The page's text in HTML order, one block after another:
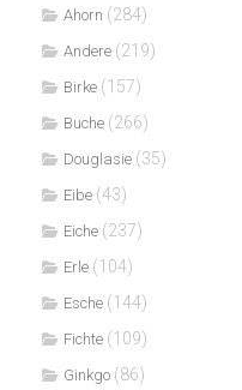
Ahorn (284)
Andere (219)
Birke (157)
Buche (266)
Douglasie (35)
Eibe (43)
Eiche (237)
Erle (104)
Esche (144)
Fichte (109)
Ginkgo (86)